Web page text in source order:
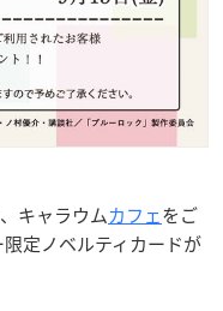
キャラウムカフェをご
定ノベルティカードが